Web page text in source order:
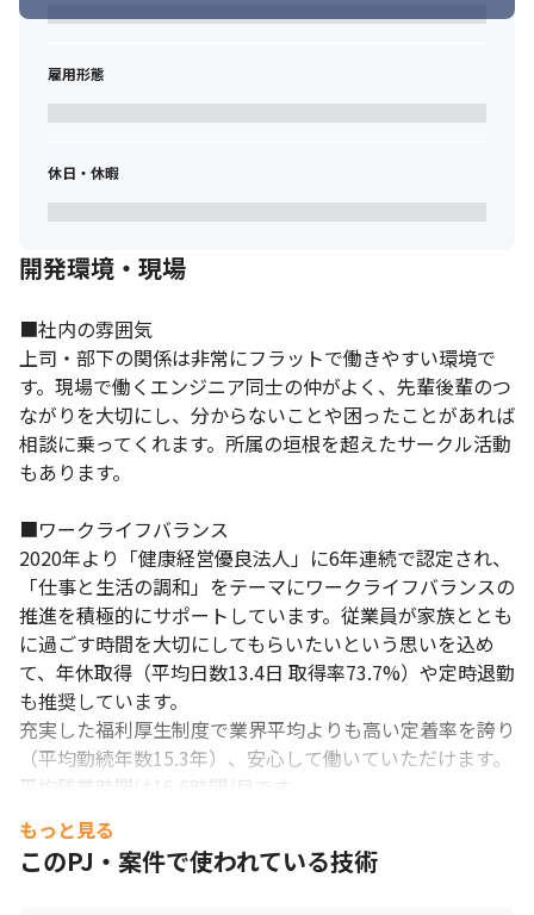
雇用形態
休日・休暇
開発環境・現場
■社内の雰囲気
上司・部下の関係は非常にフラットで働きやすい環境で
す。現場で働くエンジニア同士の仲がよく、先輩後輩のつ
ながりを大切にし、分からないことや困ったことがあれば
相談に乗ってくれます。所属の垣根を超えたサークル活動
もあります。
■ワークライフバランス
2020年より「健康経営優良法人」に6年連続で認定され、
「仕事と生活の調和」をテーマにワークライフバランスの
推進を積極的にサポートしています。従業員が家族ととも
に過ごす時間を大切にしてもらいたいという思いを込め
て、年休取得（平均日数13.4日 取得率73.7%）や定時退勤
も推奨しています。
充実した福利厚生制度で業界平均よりも高い定着率を誇り
（平均勤続年数15.3年）、安心して働いていただけます。
平均残業時間は16.6時間/月です。
もっと見る
このPJ・案件で使われている技術